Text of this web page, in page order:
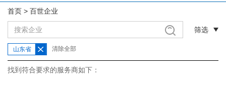
首页 > 百世企业
筛选
山东省 清除全部
找到符合要求的服务商如下：